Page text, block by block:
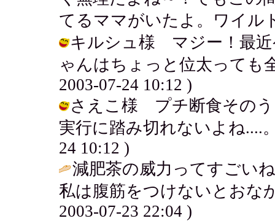
てるママがいたよ。ワイル
キルシュ様 マジー！最近
ゃんはちょっと位太っても
2003-07-24 10:12 )
さえこ様 プチ断食その
実行に踏み切れないよね....
24 10:12 )
減肥茶の威力ってすごい
私は腹筋をつけないとお
2003-07-23 22:04 )